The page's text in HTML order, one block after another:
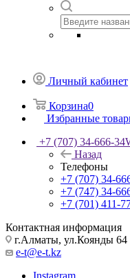
Личный кабинет
Корзина0
Избранные
+7 (707) 34-666-34
Назад
Телефоны
+7 (707) 34-
+7 (747) 34-
+7 (701) 411-
Контактная информация
г.Алматы, ул.Коянды 64
e-t@e-t.kz
Instagram